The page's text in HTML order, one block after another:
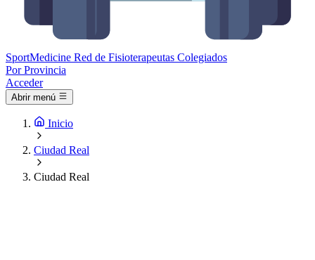
SportMedicine Red de Fisioterapeutas Colegiados
Por Provincia
Acceder
Abrir menú
Inicio
Ciudad Real
Ciudad Real